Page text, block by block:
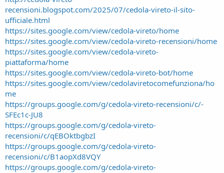
recensioni.blogspot.com/2025/07/cedola-vireto-il-sito-
ufficiale.html
https://sites.google.com/view/cedola-vireto/home
https://sites.google.com/view/cedola-vireto-recensioni/home
https://sites.google.com/view/cedola-vireto-
piattaforma/home
https://sites.google.com/view/cedola-vireto-bot/home
https://sites.google.com/view/cedolaviretocomefunziona/ho
me
https://groups.google.com/g/cedola-vireto-recensioni/c/-
SFEc1c-JU8
https://groups.google.com/g/cedola-vireto-
recensioni/c/qEBOktbgbzI
https://groups.google.com/g/cedola-vireto-
recensioni/c/B1aopXd8VQY
https://groups.google.com/g/cedola-vireto-